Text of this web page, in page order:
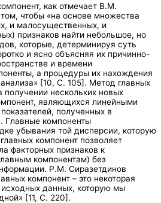
как отмечает В.М.
чтобы «на основе множества
и малосущественных, и
признаков найти небольшое, но
которые, детерминируя суть
и ясно объясняя их причинно-
и времени
а процедуры их нахождения
[10, С. 105]. Метод главных
получении нескольких новых
являющихся линейными
полученных в
Главные компоненты
убывания той дисперсии, которую
компонент позволяет
факторных признаков к
компонентам) без
Р.М. Сиразетдинов
компонент – это некоторая
данных, которую мы
[11, С. 220].